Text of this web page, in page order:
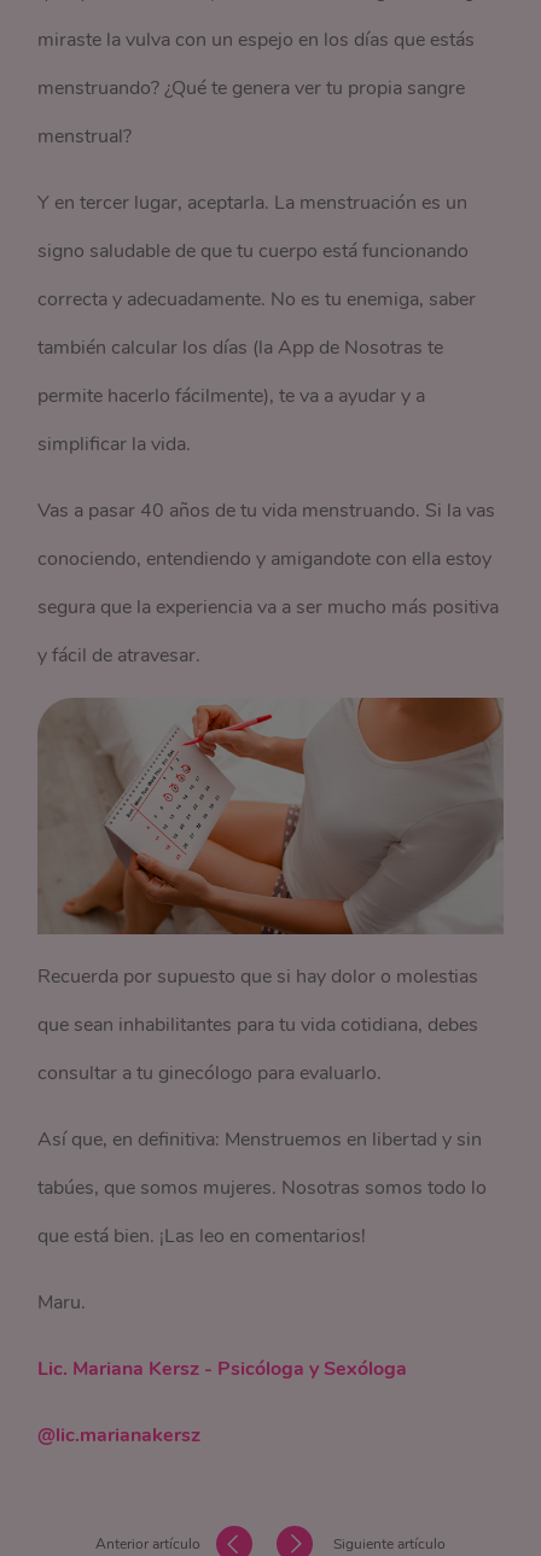
miraste la vulva con un espejo en los días que estás
menstruando? ¿Qué te genera ver tu propia sangre
menstrual?
Y en tercer lugar, aceptarla. La menstruación es un
signo saludable de que tu cuerpo está funcionando
correcta y adecuadamente. No es tu enemiga, saber
también calcular los días (la App de Nosotras te
permite hacerlo fácilmente), te va a ayudar y a
simplificar la vida.
Vas a pasar 40 años de tu vida menstruando. Si la vas
conociendo, entendiendo y amigandote con ella estoy
segura que la experiencia va a ser mucho más positiva
y fácil de atravesar.
Recuerda por supuesto que si hay dolor o molestias
que sean inhabilitantes para tu vida cotidiana, debes
consultar a tu ginecólogo para evaluarlo.
Así que, en definitiva: Menstruemos en libertad y sin
tabúes, que somos mujeres. Nosotras somos todo lo
que está bien. ¡Las leo en comentarios!
Maru.
Lic. Mariana Kersz - Psicóloga y Sexóloga
@lic.marianakersz
Anterior artículo Siguiente artículo